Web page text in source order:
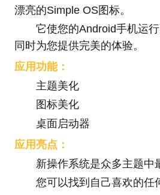
漂亮的Simple OS图标。
它使您的Android手机运
同时为您提供完美的体验。
应用功能：
主题美化
图标美化
桌面启动器
应用亮点：
新操作系统是众多主题中
您可以找到自己喜欢的任